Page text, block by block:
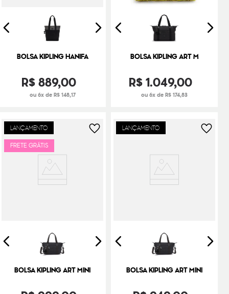
BOLSA KIPLING HANIFA
R$889,00
ou 6x de R$ 148,17
BOLSA KIPLING ART M
R$1.049,00
ou 6x de R$ 174,83
LANÇAMENTO
FRETE GRÁTIS
BOLSA KIPLING ART MINI
LANÇAMENTO
BOLSA KIPLING ART MINI